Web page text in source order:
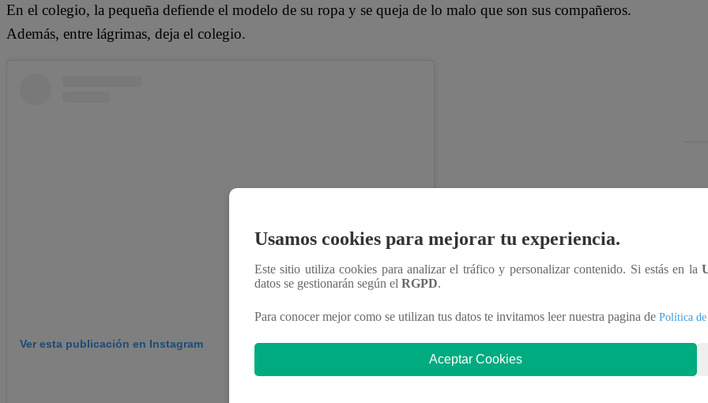
En el colegio, la pequeña defiende el modelo de su ropa y se queja de lo malo que son sus compañeros.
Además, entre lágrimas, deja el colegio.
Ver esta publicación en Instagram
Usamos cookies para mejorar tu experiencia.
Este sitio utiliza cookies para analizar el tráfico y personalizar contenido. Si estás en la
datos se gestionarán según el RGPD.
Para conocer mejor como se utilizan tus datos te invitamos leer nuestra pagina de Política
Aceptar Cookies